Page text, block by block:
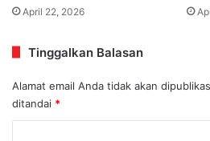
April 22, 2026
Tinggalkan Balasan
Alamat email Anda tidak akan
ditandai *